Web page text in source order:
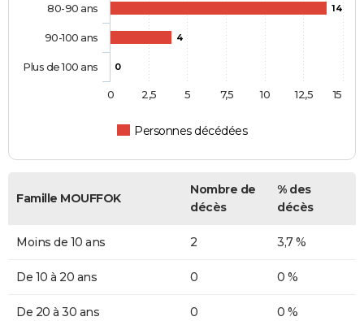
14
4
0
Personnes décédées
80-90 ans
90-100 ans
Plus de 100 ans
0 2,5 5 7,5 10 12,5 15
Famille MOUFFOK
Nombre de
décès
% des
décès
Moins de 10 ans 2 3,7 %
De 10 à 20 ans 0 0 %
De 20 à 30 ans 0 0 %